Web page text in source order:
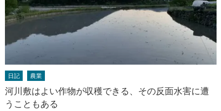
日記 農業
河川敷はよい作物が収穫できる、その反面水害に遭
うこともある